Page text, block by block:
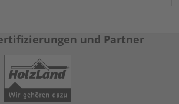
und Partner